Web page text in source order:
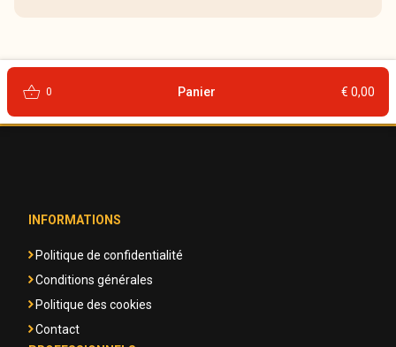
shopping_basket 0 Panier € 0,00
INFORMATIONS
Politique de confidentialité
Conditions générales
Politique des cookies
Contact